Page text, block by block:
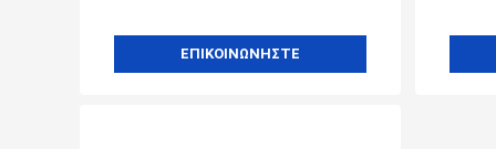
ΕΠΙΚΟΙΝΩΝΉΣΤΕ